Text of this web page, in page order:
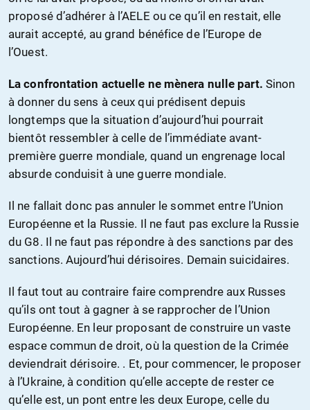
proposé d’adhérer à l’AELE ou ce qu’il en restait, elle
aurait accepté, au grand bénéfice de l’Europe de
l’Ouest.
La confrontation actuelle ne mènera nulle part. Sinon
à donner du sens à ceux qui prédisent depuis
longtemps que la situation d’aujourd’hui pourrait
bientôt ressembler à celle de l’immédiate avant-
première guerre mondiale, quand un engrenage local
absurde conduisit à une guerre mondiale.
Il ne fallait donc pas annuler le sommet entre l’Union
Européenne et la Russie. Il ne faut pas exclure la Russie
du G8. Il ne faut pas répondre à des sanctions par des
sanctions. Aujourd’hui dérisoires. Demain suicidaires.
Il faut tout au contraire faire comprendre aux Russes
qu’ils ont tout à gagner à se rapprocher de l’Union
Européenne. En leur proposant de construire un vaste
espace commun de droit, où la question de la Crimée
deviendrait dérisoire. . Et, pour commencer, le proposer
à l’Ukraine, à condition qu’elle accepte de rester ce
qu’elle est, un pont entre les deux Europe, celle du